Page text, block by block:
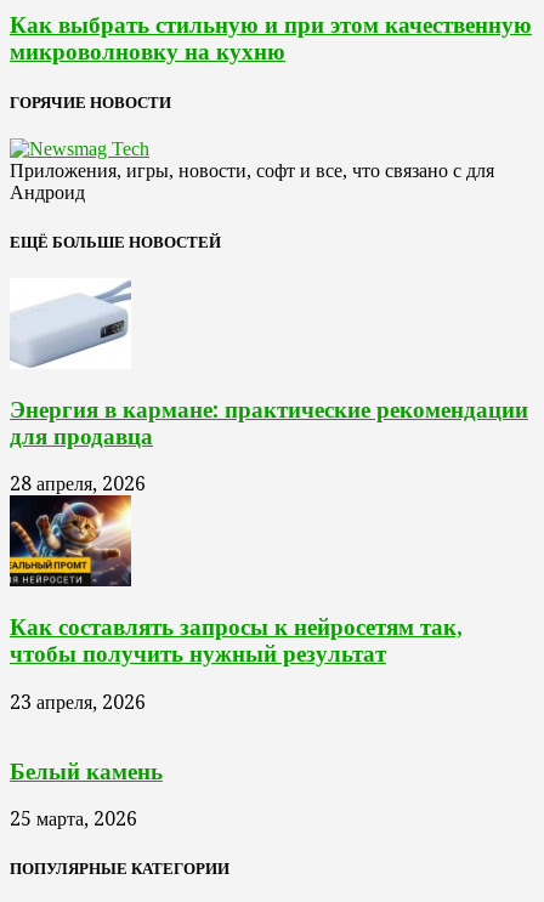
Как выбрать стильную и при этом качественную
микроволновку на кухню
ГОРЯЧИЕ НОВОСТИ
Приложения, игры, новости, софт и все, что связано с для
Андроид
ЕЩЁ БОЛЬШЕ НОВОСТЕЙ
Энергия в кармане: практические рекомендации
для продавца
28 апреля, 2026
Как составлять запросы к нейросетям так,
чтобы получить нужный результат
23 апреля, 2026
Белый камень
25 марта, 2026
ПОПУЛЯРНЫЕ КАТЕГОРИИ